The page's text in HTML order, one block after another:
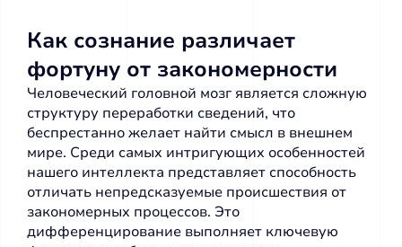
Как сознание различает
фортуну от закономерности
Человеческий головной мозг является сложную
структуру переработки сведений, что
беспрестанно желает найти смысл в внешнем
мире. Среди самых интригующих особенностей
нашего интеллекта представляет способность
отличать непредсказуемые происшествия от
закономерных процессов. Это
дифференцирование выполняет ключевую